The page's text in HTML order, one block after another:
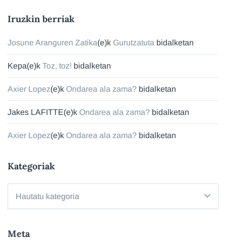
Iruzkin berriak
Josune Aranguren Zatika(e)k Gurutzatuta bidalketan
Kepa(e)k Toz, toz! bidalketan
Axier Lopez(e)k Ondarea ala zama? bidalketan
Jakes LAFITTE(e)k Ondarea ala zama? bidalketan
Axier Lopez(e)k Ondarea ala zama? bidalketan
Kategoriak
Meta